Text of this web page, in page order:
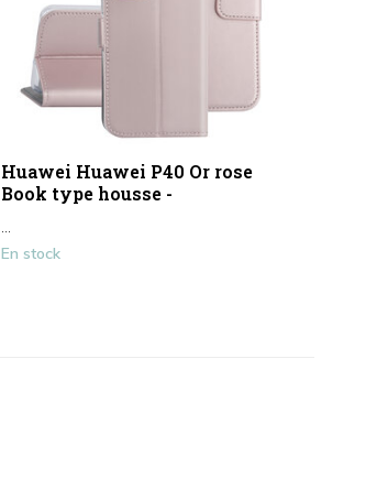
Huawei Huawei P40 Or rose
Book type housse -
...
En stock